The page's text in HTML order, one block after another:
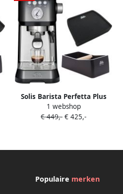
Solis Barista Perfetta Plus
1170 Pistonmachine
Espressomachine Inclusief
1 webshop
€ 449,- € 425,-
Populaire merken